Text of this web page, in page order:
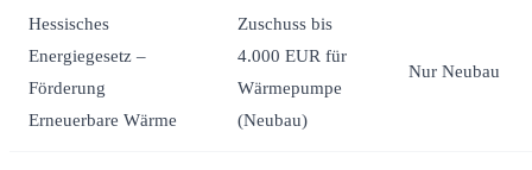
Hessisches
Energiegesetz –
Förderung
Erneuerbare Wärme
Zuschuss bis
4.000 EUR für
Wärmepumpe
(Neubau)
Nur Neubau